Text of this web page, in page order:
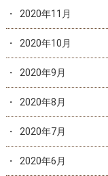
2020年11月
2020年10月
2020年9月
2020年8月
2020年7月
2020年6月